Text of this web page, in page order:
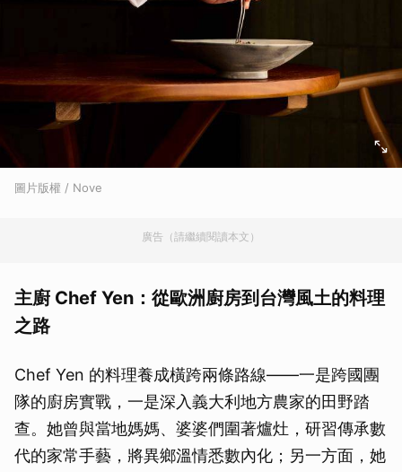
圖片版權 / Nove
廣告（請繼續閱讀本文）
主廚 Chef Yen：從歐洲廚房到台灣風土的料理
之路
Chef Yen 的料理養成橫跨兩條路線——一是跨國團
隊的廚房實戰，一是深入義大利地方農家的田野踏
查。她曾與當地媽媽、婆婆們圍著爐灶，研習傳承數
代的家常手藝，將異鄉溫情悉數內化；另一方面，她